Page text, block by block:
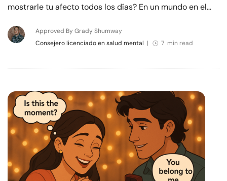
mostrarle tu afecto todos los días? En un mundo en el…
Approved By Grady Shumway
Consejero licenciado en salud mental | 7 min read